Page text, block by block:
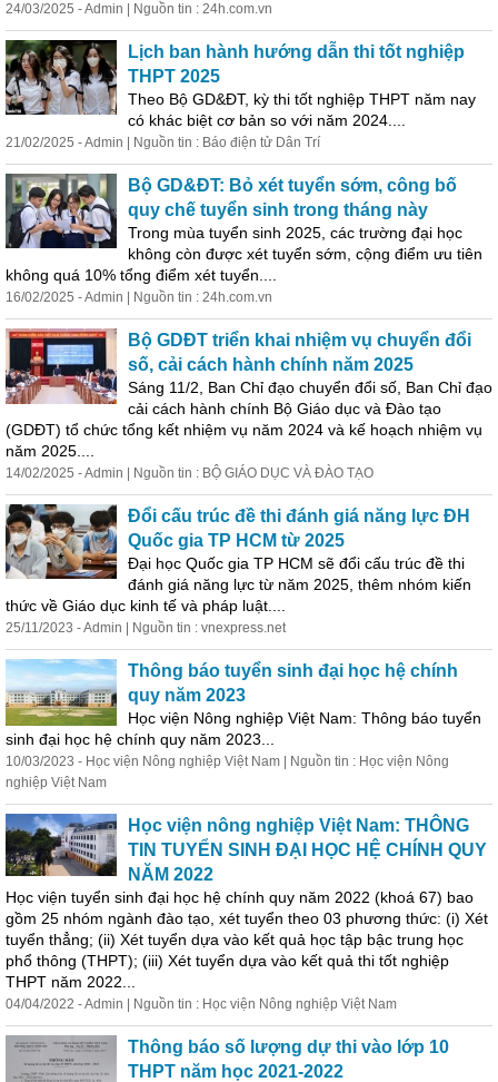
24/03/2025 - Admin | Nguồn tin : 24h.com.vn
Lịch ban hành hướng dẫn thi tốt nghiệp
THPT 2025
Theo Bộ GD&ĐT, kỳ thi tốt nghiệp THPT năm nay
có khác biệt cơ bản so với năm 2024....
21/02/2025 - Admin | Nguồn tin : Báo điện tử Dân Trí
Bộ GD&ĐT: Bỏ xét tuyển sớm, công bố
quy chế tuyển sinh trong tháng này
Trong mùa tuyển sinh 2025, các trường đại học
không còn được xét tuyển sớm, cộng điểm ưu tiên
không quá 10% tổng điểm xét tuyển....
16/02/2025 - Admin | Nguồn tin : 24h.com.vn
Bộ GDĐT triển khai nhiệm vụ chuyển đổi
số, cải cách hành chính năm 2025
Sáng 11/2, Ban Chỉ đạo chuyển đổi số, Ban Chỉ đạo
cải cách hành chính Bộ Giáo dục và Đào tạo
(GDĐT) tổ chức tổng kết nhiệm vụ năm 2024 và kế hoạch nhiệm vụ
năm 2025....
14/02/2025 - Admin | Nguồn tin : BỘ GIÁO DỤC VÀ ĐÀO TẠO
Đổi cấu trúc đề thi đánh giá năng lực ĐH
Quốc gia TP HCM từ 2025
Đại học Quốc gia TP HCM sẽ đổi cấu trúc đề thi
đánh giá năng lực từ năm 2025, thêm nhóm kiến
thức về Giáo dục kinh tế và pháp luật....
25/11/2023 - Admin | Nguồn tin : vnexpress.net
Thông báo tuyển sinh đại học hệ chính
quy năm 2023
Học viện Nông nghiệp Việt Nam: Thông báo tuyển
sinh đại học hệ chính quy năm 2023...
10/03/2023 - Học viện Nông nghiệp Việt Nam | Nguồn tin : Học viện Nông
nghiệp Việt Nam
Học viện nông nghiệp Việt Nam: THÔNG
TIN TUYỂN SINH ĐẠI HỌC HỆ CHÍNH QUY
NĂM 2022
Học viện tuyển sinh đại học hệ chính quy năm 2022 (khoá 67) bao
gồm 25 nhóm ngành đào tạo, xét tuyển theo 03 phương thức: (i) Xét
tuyển thẳng; (ii) Xét tuyển dựa vào kết quả học tập bậc trung học
phổ thông (THPT); (iii) Xét tuyển dựa vào kết quả thi tốt nghiệp
THPT năm 2022...
04/04/2022 - Admin | Nguồn tin : Học viện Nông nghiệp Việt Nam
Thông báo số lượng dự thi vào lớp 10
THPT năm học 2021-2022